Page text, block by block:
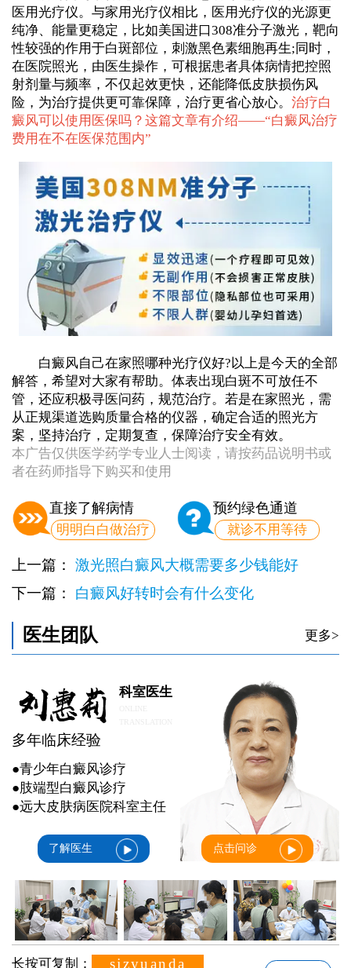
医用光疗仪。与家用光疗仪相比，医用光疗仪的光源更
纯净、能量更稳定，比如美国进口308准分子激光，靶向
性较强的作用于白斑部位，刺激黑色素细胞再生;同时，
在医院照光，由医生操作，可根据患者具体病情把控照
射剂量与频率，不仅起效更快，还能降低皮肤损伤风
险，为治疗提供更可靠保障，治疗更省心放心。 治疗白
癜风可以使用医保吗？这篇文章有介绍——“白癜风治疗
费用在不在医保范围内”
白癜风自己在家照哪种光疗仪好?以上是今天的全部
解答，希望对大家有帮助。体表出现白斑不可放任不
管，还应积极寻医问药，规范治疗。若是在家照光，需
从正规渠道选购质量合格的仪器，确定合适的照光方
案，坚持治疗，定期复查，保障治疗安全有效。
本广告仅供医学药学专业人士阅读，请按药品说明书或
者在药师指导下购买和使用
直接了解病情
明明白白做治疗
预约绿色通道
就诊不用等待
上一篇： 激光照白癜风大概需要多少钱能好
下一篇： 白癜风好转时会有什么变化
医生团队 更多>
科室医生
多年临床经验
●青少年白癜风诊疗
●肢端型白癜风诊疗
●远大皮肤病医院科室主任
了解医生 点击问诊
长按可复制： sjzyuanda